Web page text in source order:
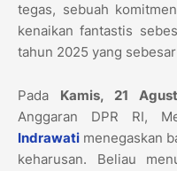
tegas, sebuah
kenaikan fantastis
tahun 2025 yang
Pada Kamis, 21
Anggaran DPR RI,
Indrawati menegaskan
keharusan. Beliau